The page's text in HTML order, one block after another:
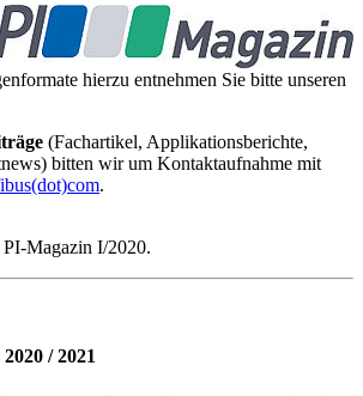
hierzu entnehmen Sie bitte unseren
(Fachartikel, Applikationsberichte,
bitten wir um Kontaktaufnahme mit
.
Magazin I/2020.
/ 2021